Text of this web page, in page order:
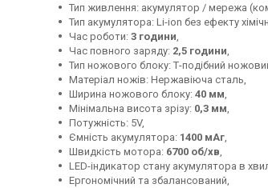
Тип живлення: акумулятор / мережа
Тип акумулятора: Li-ion без ефекту
Час роботи: 3 години,
Час повного заряду: 2,5 години,
Тип ножового блоку: Т-подібний
Матеріал ножів: Нержавіюча сталь,
Ширина ножового блоку: 40 мм,
Мінімальна висота зрізу: 0,3 мм,
Потужність: 5V,
Ємність акумулятора: 1400 мАг,
Швидкість мотора: 6700 об/хв,
LED-індикатор стану акумулятора в
Ергономічний та збалансований,